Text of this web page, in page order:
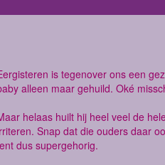
is tegenover ons een
alleen maar gehuild. Oké
helaas huilt hij heel veel de
Snap dat die ouders daar
dus supergehorig.